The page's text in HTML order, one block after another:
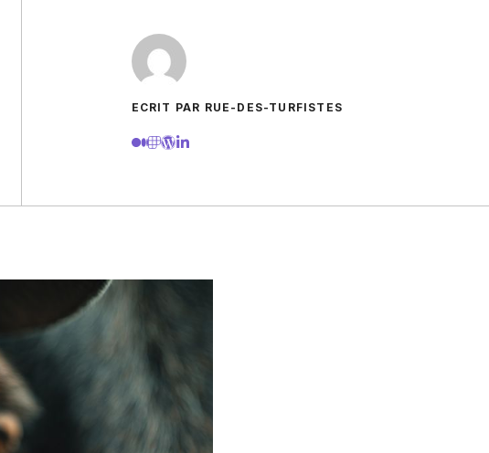
ECRIT PAR RUE-DES-TURFISTES